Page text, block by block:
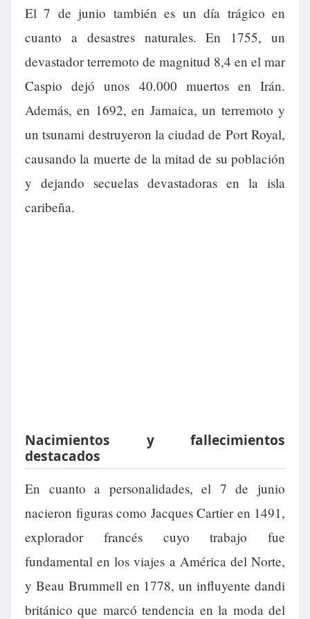
El 7 de junio también es un día trágico en
cuanto a desastres naturales. En 1755, un
devastador terremoto de magnitud 8,4 en el mar
Caspio dejó unos 40.000 muertos en Irán.
Además, en 1692, en Jamaica, un terremoto y
un tsunami destruyeron la ciudad de Port Royal,
causando la muerte de la mitad de su población
y dejando secuelas devastadoras en la isla
caribeña.
Nacimientos y fallecimientos
destacados
En cuanto a personalidades, el 7 de junio
nacieron figuras como Jacques Cartier en 1491,
explorador francés cuyo trabajo fue
fundamental en los viajes a América del Norte,
y Beau Brummell en 1778, un influyente dandi
británico que marcó tendencia en la moda del